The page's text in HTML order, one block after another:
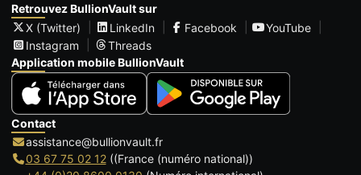
Retrouvez BullionVault sur
X (Twitter)
LinkedIn Facebook
YouTube
Instagram
Threads
Application mobile BullionVault
Contact
assistance@bullionvault.fr
03 67 75 02 12((France (numéro national))